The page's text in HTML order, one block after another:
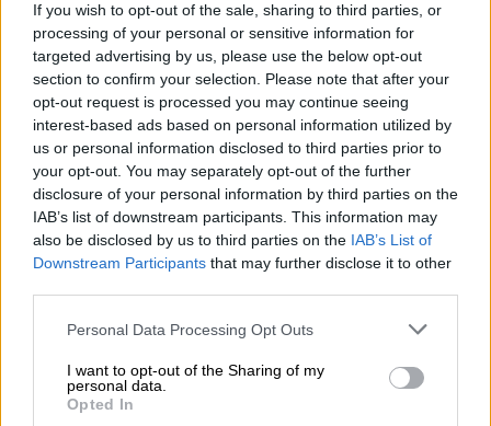
If you wish to opt-out of the sale, sharing to third parties, or
processing of your personal or sensitive information for
targeted advertising by us, please use the below opt-out
section to confirm your selection. Please note that after your
opt-out request is processed you may continue seeing
interest-based ads based on personal information utilized by
us or personal information disclosed to third parties prior to
your opt-out. You may separately opt-out of the further
disclosure of your personal information by third parties on the
IAB’s list of downstream participants. This information may
also be disclosed by us to third parties on the IAB’s List of
Downstream Participants that may further disclose it to other
Please note that this website/app uses one or more Google
not limited to your visit or usage behaviour. You may click to
grant or deny consent to Google and its third-party tags to
use your data for below specified purposes in below Google
Personal Data Processing Opt Outs
I want to opt-out of the Sharing of my
personal data.
Opted In
Ελλάδα|10.07.2026 21:29
Θεσσαλονίκη: Τρεις συλλήψεις για τη
φονική εμπρηστική επίθεση - Οι βαριές
κατηγορίες
Στα χέρια των Αρχών ένας 29χρονος και μια
26χρονη, οι οποίοι φέρονται ως οι φυσικοί
αυτουργοί που τοποθέτησαν τους